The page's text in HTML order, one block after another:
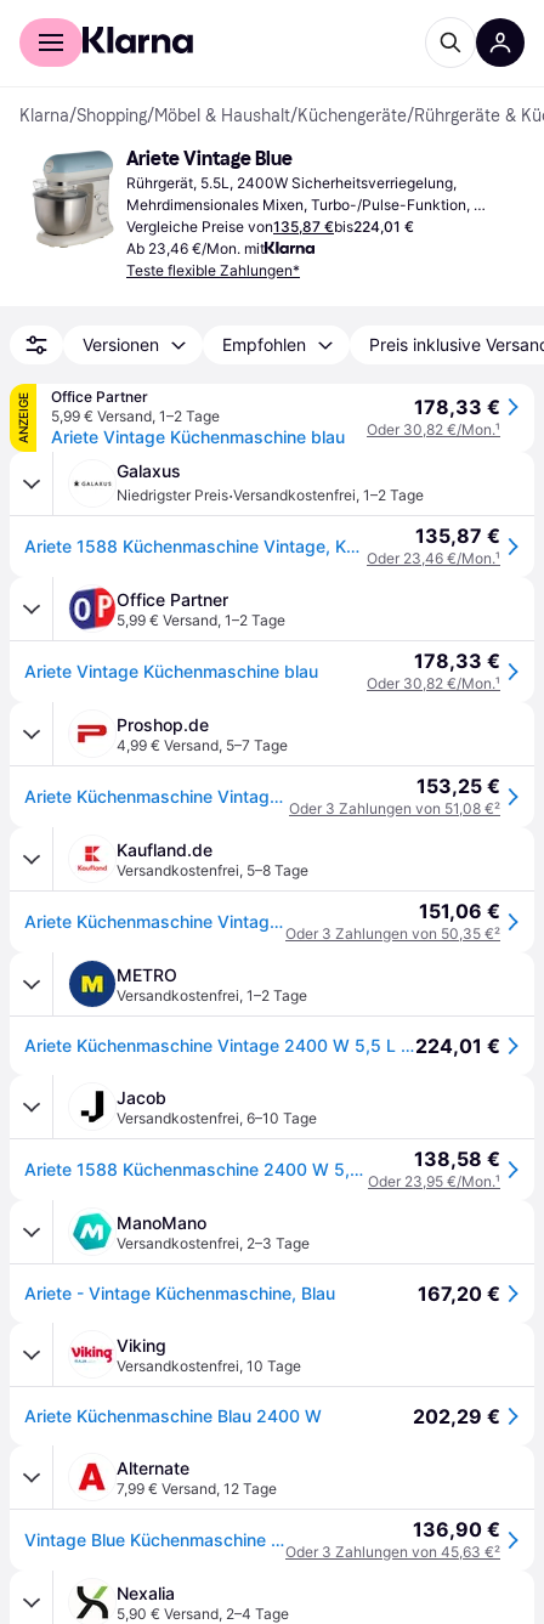
Für Shopper
Klarna/Shopping/Möbel & Haushalt/Küchengeräte/Rührgeräte &
Ariete Vintage Blue
Rührgerät, 5.5L, 2400W Sicherheitsverriegelung,
Mehrdimensionales Mixen, Turbo-/Pulse-Funktion,
Spritzschutz, Variabel
Vergleiche Preise von135,87 €bis224,01 €
Ab 23,46 €/Mon. mit
Teste flexible Zahlungen*
Versionen Empfohlen Preis inklusive
ANZEIGE
Office Partner
5,99 € Versand, 1–2 Tage
Ariete Vintage Küchenmaschine blau
178,33 €
Oder 30,82 €/Mon.¹
Galaxus
Niedrigster Preis·Versandkostenfrei, 1–2 Tage
Ariete 1588 Küchenmaschine Vintage, Küchenmaschine, Blau 135,87 €
Oder 23,46 €/Mon.¹
Office Partner
5,99 € Versand, 1–2 Tage
Ariete Vintage Küchenmaschine blau 178,33 €
Oder 30,82 €/Mon.¹
Proshop.de
4,99 € Versand, 5–7 Tage
Ariete Küchenmaschine Vintage 1588/05 153,25 €
Oder 3 Zahlungen von 51,08 €²
Kaufland.de
Versandkostenfrei, 5–8 Tage
Ariete Küchenmaschine Vintage, blau/weiß 151,06 €
Oder 3 Zahlungen von 50,35 €²
METRO
Versandkostenfrei, 1–2 Tage
Ariete Küchenmaschine Vintage 2400 W 5,5 L Blau224,01 €
Jacob
Versandkostenfrei, 6–10 Tage
Ariete 1588 Küchenmaschine 2400 W 5,5 l Blau - Weiß (00C158805AR0) 138,58 €
Oder 23,95 €/Mon.¹
ManoMano
Versandkostenfrei, 2–3 Tage
Ariete - Vintage Küchenmaschine, Blau 167,20 €
Viking
Versandkostenfrei, 10 Tage
Ariete Küchenmaschine Blau 2400 W 202,29 €
Alternate
7,99 € Versand, 12 Tage
Vintage Blue Küchenmaschine 1588 136,90 €
Oder 3 Zahlungen von 45,63 €²
Nexalia
5,90 € Versand, 2–4 Tage